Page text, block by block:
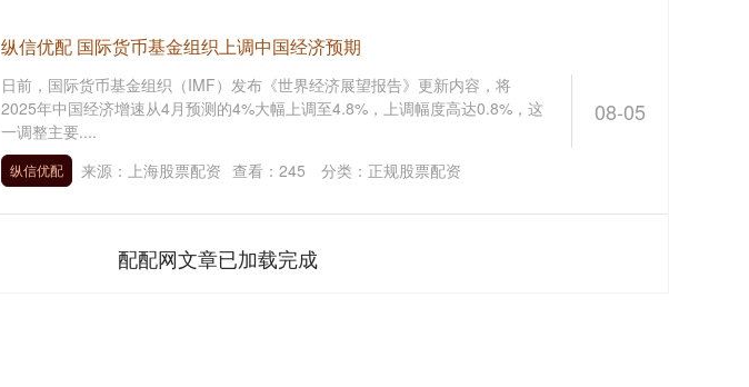
08-05
纵信优配 国际货币基金组织上调中国经济预期
日前，国际货币基金组织（IMF）发布《世界经济展望报告》更新内容，将
2025年中国经济增速从4月预测的4%大幅上调至4.8%，上调幅度高达0.8%，这
一调整主要....
纵信优配 来源：上海股票配资 查看： 245 分类： 正规股票配资
配配网文章已加载完成